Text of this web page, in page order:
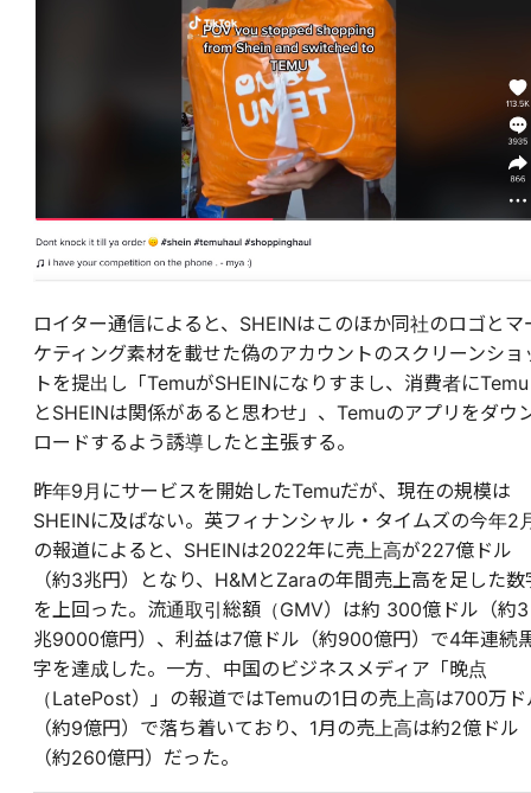
ロイター通信によると、SHEINはこのほか同社のロゴとマ
ケティング素材を載せた偽のアカウントのスクリーンショ
トを提出し「TemuがSHEINになりすまし、消費者にTemu
とSHEINは関係があると思わせ」、Temuのアプリをダウ
ロードするよう誘導したと主張する。
昨年9月にサービスを開始したTemuだが、現在の規模は
SHEINに及ばない。英フィナンシャル・タイムズの今年2
の報道によると、SHEINは2022年に売上高が227億ドル
（約3兆円）となり、H&MとZaraの年間売上高を足した数
を上回った。流通取引総額（GMV）は約 300億ドル（約3
兆9000億円）、利益は7億ドル（約900億円）で4年連続
字を達成した。一方、中国のビジネスメディア「晚点
（LatePost）」の報道ではTemuの1日の売上高は700万ド
（約9億円）で落ち着いており、1月の売上高は約2億ドル
（約260億円）だった。